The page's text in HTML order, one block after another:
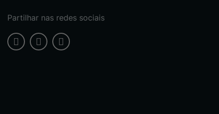
Partilhar nas redes sociais